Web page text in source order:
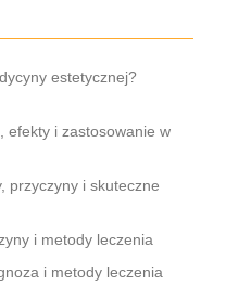
estetycznej?
efekty i zastosowanie w
przyczyny i skuteczne
i metody leczenia
i metody leczenia